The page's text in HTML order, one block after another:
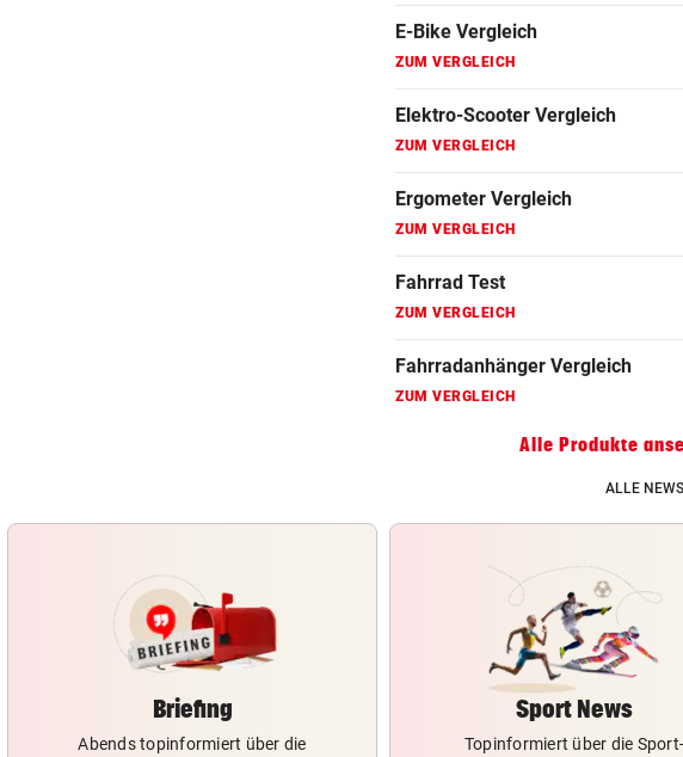
Fahrrad Test
ZUM VERGLEICH
Fahrradanhänger Vergleich
ZUM VERGLEICH
Faszienrolle Vergleich
ZUM VERGLEICH
Hoverboard Vergleich
ZUM VERGLEICH
Kinderfahrrad Vergleich
ZUM VERGLEICH
Alle Produkte
ALLE
Briefing
Abends topinformiert über die
Sport News
Topinformiert über die Sport-